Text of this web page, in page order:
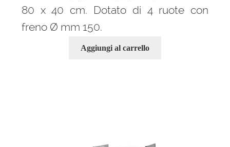
80 x 40 cm. Dotato di 4 ruote con
freno Ø mm 150.
Aggiungi al carrello